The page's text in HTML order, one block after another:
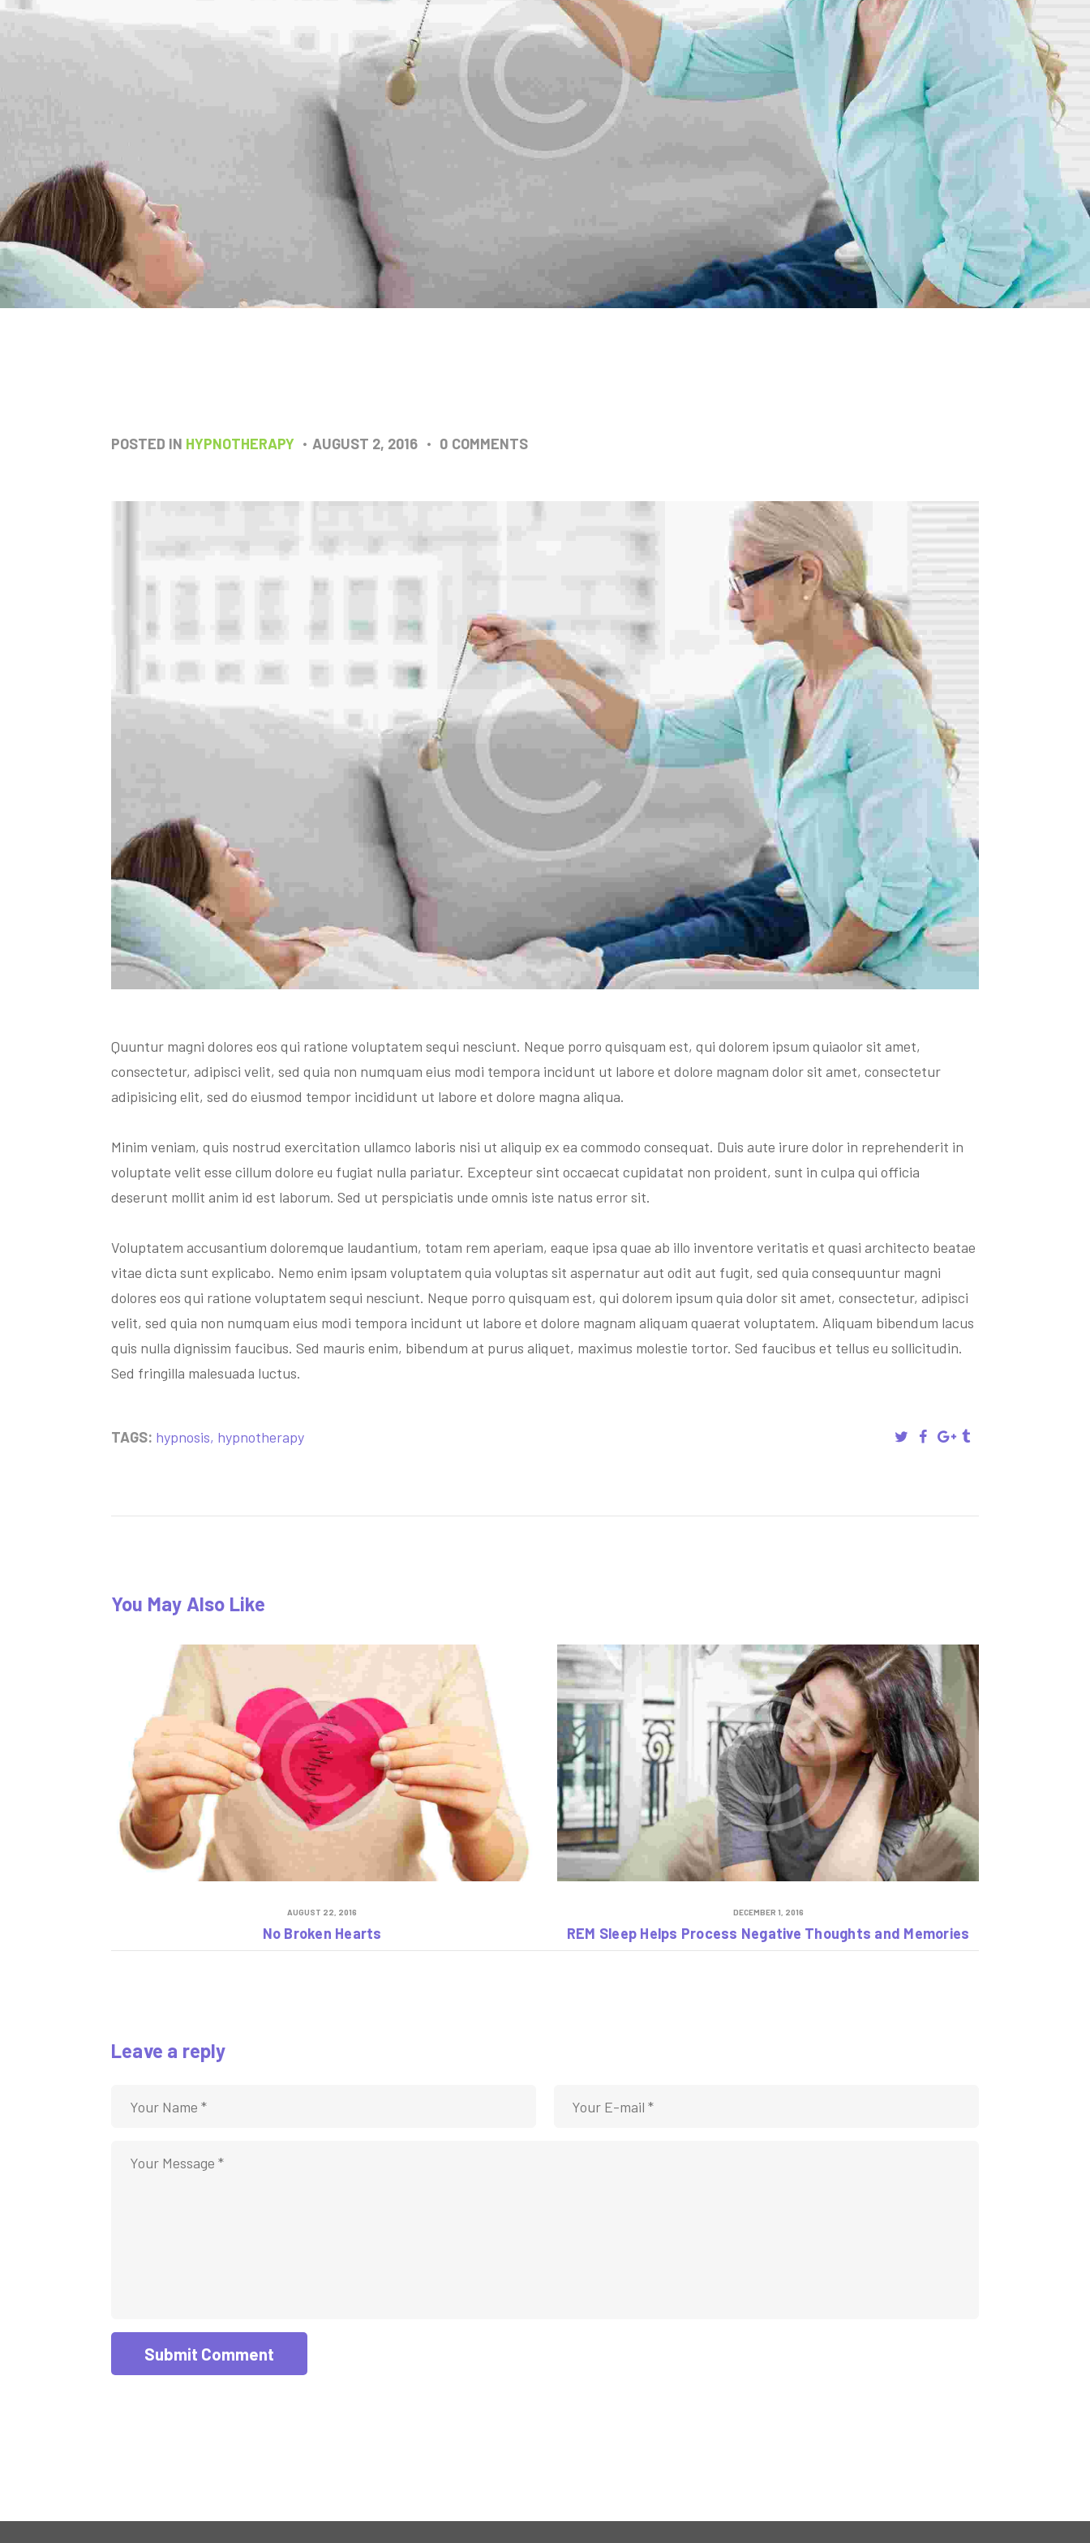
PERSONAL COACHING
POSTED IN HYPNOTHERAPY AUGUST 2, 2016 0 COMMENTS
Quuntur magni dolores eos qui ratione voluptatem sequi nesciunt. Neque porro quisquam est, qui dolorem ipsum quiaolor sit amet,
consectetur, adipisci velit, sed quia non numquam eius modi tempora incidunt ut labore et dolore magnam dolor sit amet, consectetur
adipisicing elit, sed do eiusmod tempor incididunt ut labore et dolore magna aliqua.
Minim veniam, quis nostrud exercitation ullamco laboris nisi ut aliquip ex ea commodo consequat. Duis aute irure dolor in reprehenderit in
voluptate velit esse cillum dolore eu fugiat nulla pariatur. Excepteur sint occaecat cupidatat non proident, sunt in culpa qui officia
deserunt mollit anim id est laborum. Sed ut perspiciatis unde omnis iste natus error sit.
Voluptatem accusantium doloremque laudantium, totam rem aperiam, eaque ipsa quae ab illo inventore veritatis et quasi architecto beatae
vitae dicta sunt explicabo. Nemo enim ipsam voluptatem quia voluptas sit aspernatur aut odit aut fugit, sed quia consequuntur magni
dolores eos qui ratione voluptatem sequi nesciunt. Neque porro quisquam est, qui dolorem ipsum quia dolor sit amet, consectetur, adipisci
velit, sed quia non numquam eius modi tempora incidunt ut labore et dolore magnam aliquam quaerat voluptatem. Aliquam bibendum lacus
quis nulla dignissim faucibus. Sed mauris enim, bibendum at purus aliquet, maximus molestie tortor. Sed faucibus et tellus eu sollicitudin.
Sed fringilla malesuada luctus.
TAGS: hypnosis, hypnotherapy
You May Also Like
AUGUST 22, 2016
No Broken Hearts
DECEMBER 1, 2016
REM Sleep Helps Process Negative Thoughts and Memories
Leave a reply